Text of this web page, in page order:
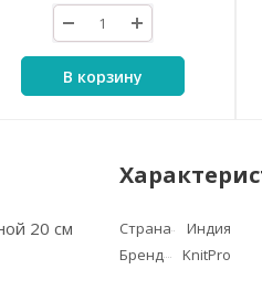
В корзину
20 см
Страна
Индия
Бренд
KnitPro